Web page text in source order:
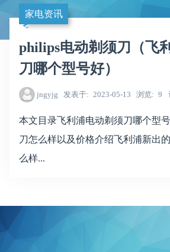
家电资讯
philips电动剃须刀（飞
刀哪个型号好）
jngyjg 发表于 2023-05-13 浏览 9
本文目录飞利浦电动剃须刀哪个型
刀怎么样以及价格介绍飞利浦新出
么样...